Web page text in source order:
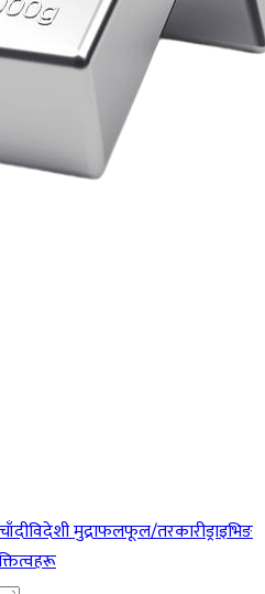
विदेशी मुद्राफलफूल/तरकारीड्राइभिङ